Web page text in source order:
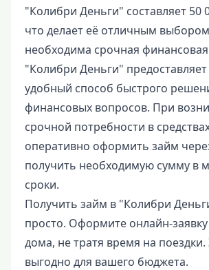
"Колибри Деньги" составляет 50
что делает её отличным
необходима срочная
"Колибри Деньги"
удобный способ быстрого
финансовых вопросов. При
срочной потребности в
оперативно оформить займ
получить необходимую сумму в
сроки.
Получить займ в "Колибри
просто. Оформите онлайн-
дома, не тратя время на
выгодно для вашего бюджета.